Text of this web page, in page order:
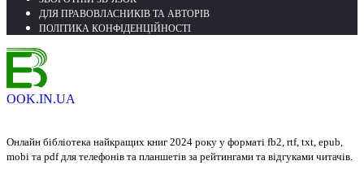
ДЛЯ ПРАВОВЛАСНИКІВ ТА АВТОРІВ
ПОЛІТИКА КОНФІДЕНЦІЙНОСТІ
OOK.IN.UA
Онлайн бібліотека найкращих книг 2024 року у форматі fb2, rtf, txt, epub,
mobi та pdf для телефонів та планшетів за рейтингами та відгуками читачів.